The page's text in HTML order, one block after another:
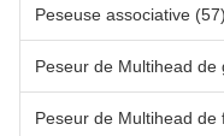
Peseuse associative (57)
Peseur de Multihead de
Peseur de Multihead de